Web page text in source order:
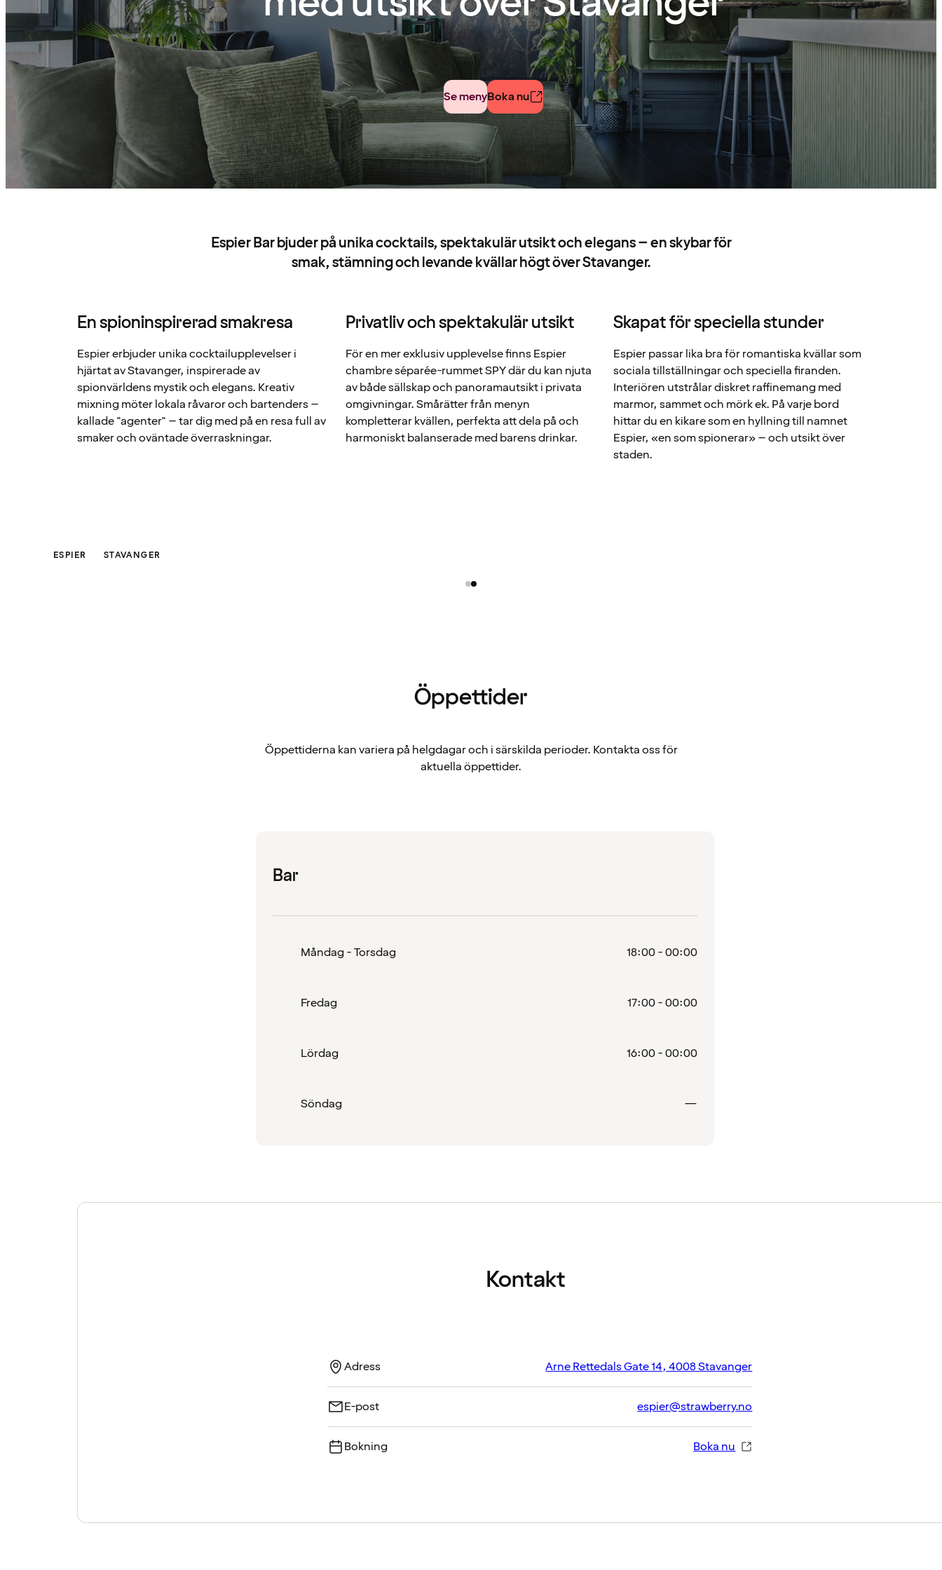
Se menyBoka nu
Espier Bar bjuder på unika cocktails, spektakulär utsikt och elegans – en skybar för
smak, stämning och levande kvällar högt över Stavanger.
En spioninspirerad smakresa
Espier erbjuder unika cocktailupplevelser i
hjärtat av Stavanger, inspirerade av
spionvärldens mystik och elegans. Kreativ
mixning möter lokala råvaror och bartenders –
kallade "agenter" – tar dig med på en resa full av
smaker och oväntade överraskningar.
Privatliv och spektakulär utsikt
För en mer exklusiv upplevelse finns Espier
chambre séparée-rummet SPY där du kan njuta
av både sällskap och panoramautsikt i privata
omgivningar. Smårätter från menyn
kompletterar kvällen, perfekta att dela på och
harmoniskt balanserade med barens drinkar.
Skapat för speciella stunder
Espier passar lika bra för romantiska kvällar som
sociala tillställningar och speciella firanden.
Interiören utstrålar diskret raffinemang med
marmor, sammet och mörk ek. På varje bord
hittar du en kikare som en hyllning till namnet
Espier, «en som spionerar» – och utsikt över
staden.
ESPIER STAVANGER
Öppettider
Öppettiderna kan variera på helgdagar och i särskilda perioder. Kontakta oss för
aktuella öppettider.
Bar
Måndag - Torsdag 18:00 - 00:00
Fredag 17:00 - 00:00
Lördag 16:00 - 00:00
Söndag —
Kontakt
Adress Arne Rettedals Gate 14, 4008 Stavanger
E-post espier@strawberry.no
Bokning Boka nu